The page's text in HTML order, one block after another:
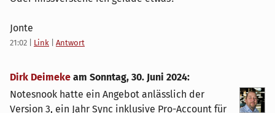
Jonte
21:02 Link Antwort
Dirk Deimeke am Sonntag, 30. Juni 2024:
Notesnook hatte ein Angebot anlässlich der
Version 3, ein Jahr Sync inklusive Pro-Account für